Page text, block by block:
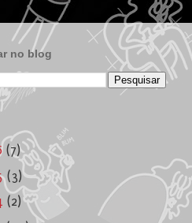
no blog
(7)
(3)
(2)